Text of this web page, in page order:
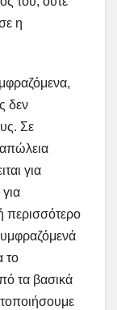
η
δεν
Σε
για
περισσότερο
το
τα βασικά